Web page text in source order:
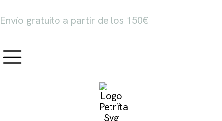
Envío gratuito a partir de los 150€